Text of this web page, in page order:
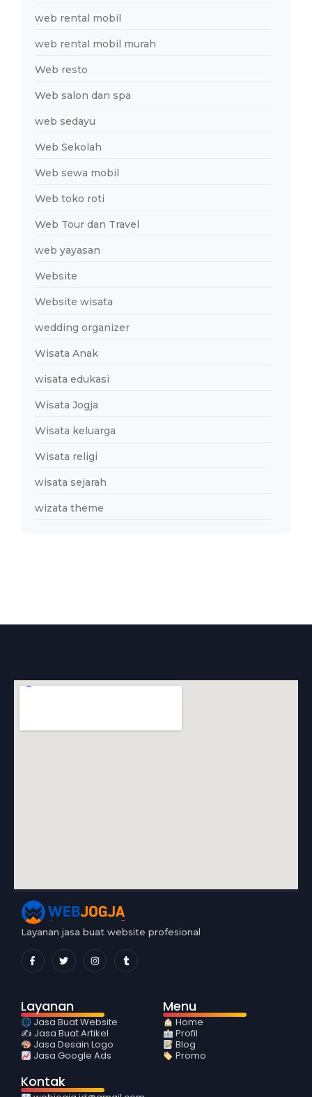
web rental mobil
web rental mobil murah
Web resto
Web salon dan spa
web sedayu
Web Sekolah
Web sewa mobil
Web toko roti
Web Tour dan Travel
web yayasan
Website
Website wisata
wedding organizer
Wisata Anak
wisata edukasi
Wisata Jogja
Wisata keluarga
Wisata religi
wisata sejarah
wizata theme
Layanan jasa buat website profesional
Layanan
Jasa Buat Website
✍️ Jasa Buat Artikel
Jasa Desain Logo
Jasa Google Ads
Menu
Home
Profil
Blog
Promo
Kontak